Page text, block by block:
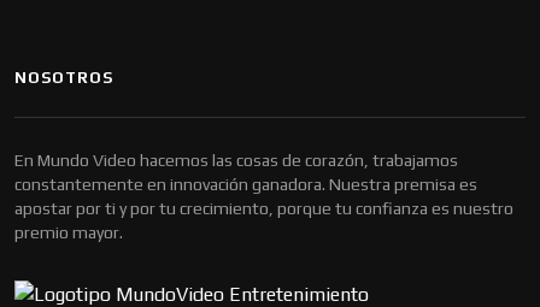
NOSOTROS
En Mundo Video hacemos las cosas de corazón, trabajamos
constantemente en innovación ganadora. Nuestra premisa es
apostar por ti y por tu crecimiento, porque tu confianza es nuestro
premio mayor.